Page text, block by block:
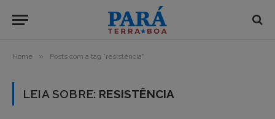
Home » Posts com a tag "resistência"
LEIA SOBRE: RESISTÊNCIA